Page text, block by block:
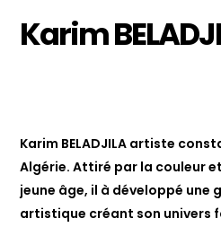
Karim
Karim BELADJILA artiste
Algérie. Attiré par la couleur
jeune âge, il à développé une
artistique créant son univers